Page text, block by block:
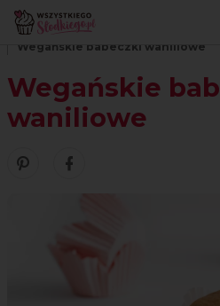
Strona główna
Wegańskie babeczki waniliowe
Wegańskie
waniliowe
Zobacz nasze piny w
Udostępnij ten